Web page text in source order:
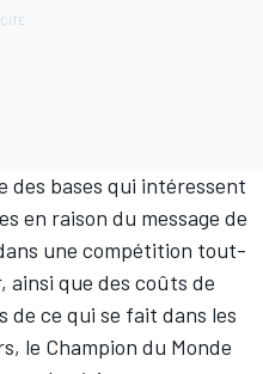
des bases qui intéressent
en raison du message de
une compétition tout-
ainsi que des coûts de
de ce qui se fait dans les
le Champion du Monde